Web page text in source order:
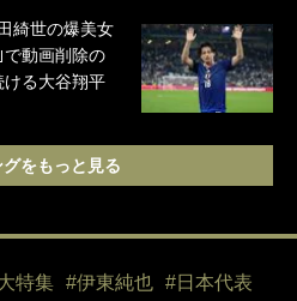
綺世の爆美女
で動画削除の
る大谷翔平
をもっと見る
特集 #伊東純也
#日本代表